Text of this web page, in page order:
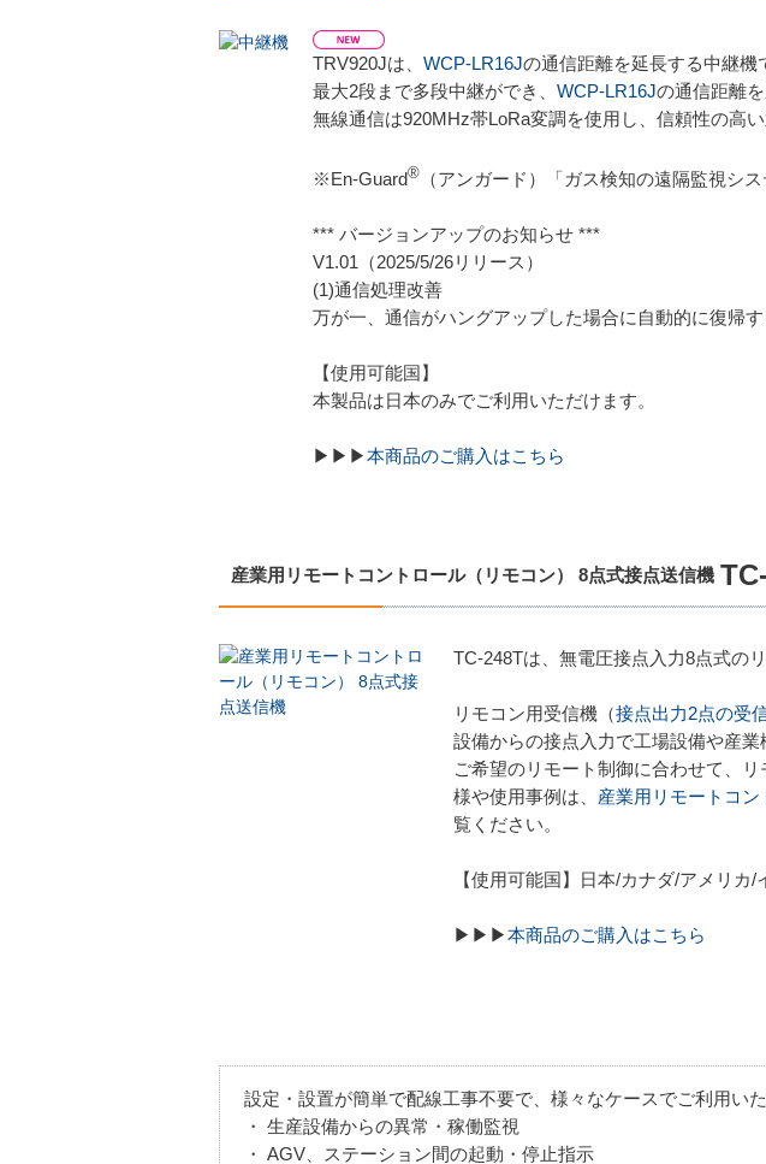
TRV920Jは、 WCP-LR16Jの通信距離を延長する中継機
最大2段まで多段中継ができ、 WCP-LR16Jの通信距離
無線通信は920MHz帯LoRa変調を使用し、信頼性の高い
※En-Guard® （アンガード）「ガス検知の遠隔監視シ
*** バージョンアップのお知らせ ***
V1.01（2025/5/26リリース）
(1)通信処理改善
万が一、通信がハングアップした場合に自動的に復帰す
【使用可能国】
本製品は日本のみでご利用いただけます。
▶▶▶本商品のご購入はこちら
産業用リモートコントロール（リモコン） 8点式接点送信機
TC-248Tは、無電圧接点入力8点式の
リモコン用受信機（接点出力2点の受
設備からの接点入力で工場設備や産業
ご希望のリモート制御に合わせて、
様や使用事例は、 産業用リモートコ
覧ください。
【使用可能国】日本/カナダ/アメリカ/
▶▶▶本商品のご購入はこちら
設定・設置が簡単で配線工事不要で、様々なケースでご利用いた
・ 生産設備からの異常・稼働監視
・ AGV、ステーション間の起動・停止指示